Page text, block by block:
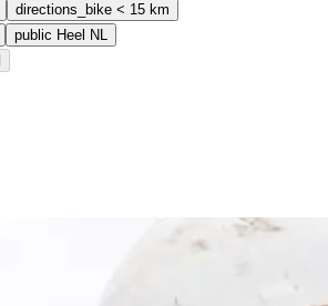
directions_bike < 15 km
public Heel NL